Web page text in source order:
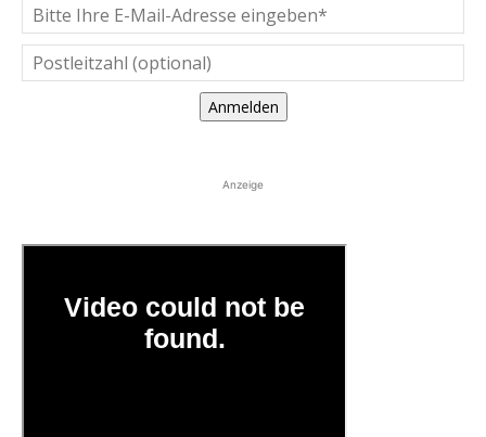
Anmelden
Anzeige